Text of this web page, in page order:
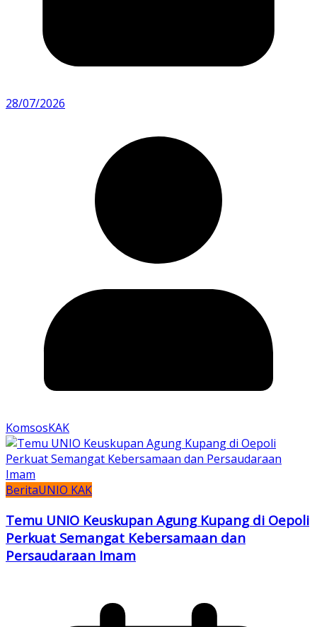
28/07/2026
KomsosKAK
BeritaUNIO KAK
Temu UNIO Keuskupan Agung Kupang di Oepoli
Perkuat Semangat Kebersamaan dan
Persaudaraan Imam